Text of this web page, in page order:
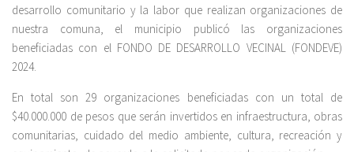
desarrollo comunitario y la labor que realizan organizaciones de
nuestra comuna, el municipio publicó las organizaciones
beneficiadas con el FONDO DE DESARROLLO VECINAL (FONDEVE)
2024.
En total son 29 organizaciones beneficiadas con un total de
$40.000.000 de pesos que serán invertidos en infraestructura, obras
comunitarias, cuidado del medio ambiente, cultura, recreación y